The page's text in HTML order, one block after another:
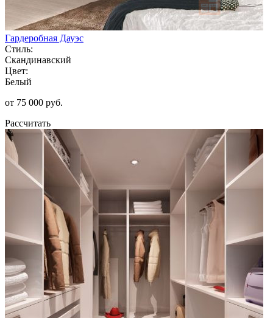
Гардеробная Дауэс
Стиль:
Скандинавский
Цвет:
Белый
от 75 000 руб.
Рассчитать